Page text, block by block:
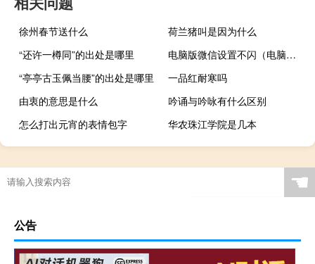
徐州春节送什么
荷兰猪叫是因为什么
“还许一樽同”的出处是哪里
电脑版微信设置不闪（电脑版微信设置密码锁）
“亭亭古玉佩当腰”的出处是哪里
一品红耐寒吗
由衷的意思是什么
吟诵与吟咏有什么区别
怎么打出元宵的表情包字
华农珠江学院是几本
☚
公告